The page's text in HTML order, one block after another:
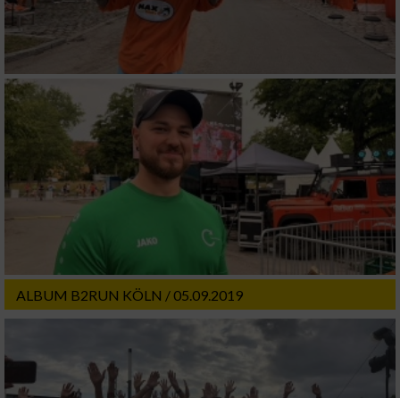
ALBUM B2RUN KÖLN / 05.09.2019